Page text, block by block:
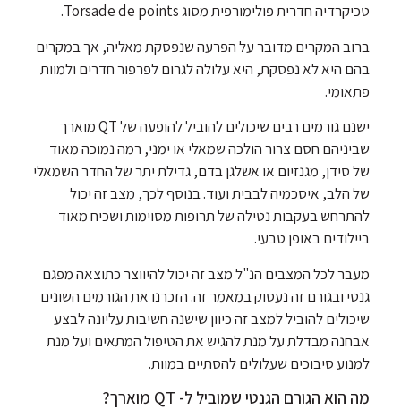
טכיקרדיה חדרית פולימורפית מסוג Torsade de points.
ברוב המקרים מדובר על הפרעה שנפסקת מאליה, אך במקרים
בהם היא לא נפסקת, היא עלולה לגרום לפרפור חדרים ולמוות
פתאומי.
ישנם גורמים רבים שיכולים להוביל להופעה של QT מוארך
שביניהם חסם צרור הולכה שמאלי או ימני, רמה נמוכה מאוד
של סידן, מגנזיום או אשלגן בדם, גדילת יתר של החדר השמאלי
של הלב, איסכמיה לבבית ועוד. בנוסף לכך, מצב זה יכול
להתרחש בעקבות נטילה של תרופות מסוימות ושכיח מאוד
ביילודים באופן טבעי.
מעבר לכל המצבים הנ"ל מצב זה יכול להיווצר כתוצאה מפגם
גנטי ובגורם זה נעסוק במאמר זה. הזכרנו את הגורמים השונים
שיכולים להוביל למצב זה כיוון שישנה חשיבות עליונה לבצע
אבחנה מבדלת על מנת להגיש את הטיפול המתאים ועל מנת
למנוע סיבוכים שעלולים להסתיים במוות.
מה הוא הגורם הגנטי שמוביל ל- QT מוארך?